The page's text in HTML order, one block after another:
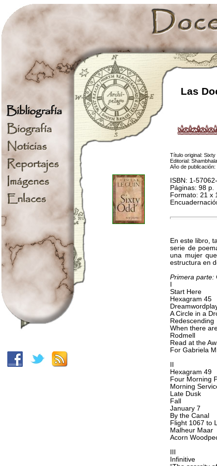
Las
Título original:
Editorial:
Año de
ISBN: 1-
Páginas: 98 p.
Formato: 21 x
En este libro,
serie de
una mujer
estructura en
Primera parte:
I
Start Here
Hexagram 45
A Circle in a
Redescending
When there
Rodmell
Read at the
For Gabriela
II
Hexagram 49
Four Morning
Morning
Late Dusk
Fall
January 7
By the Canal
Flight 1067 to
Malheur Maar
Acorn
III
Infinitive